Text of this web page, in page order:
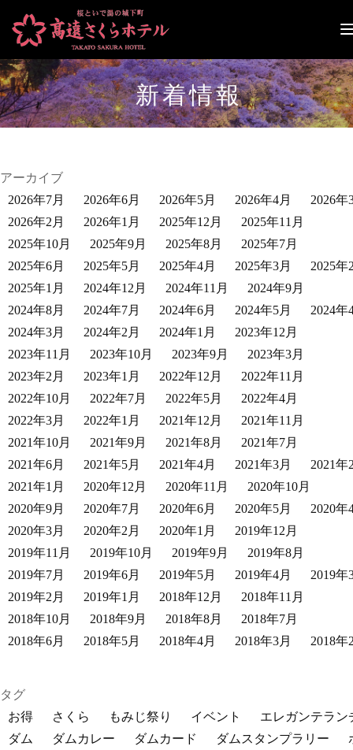
ナ
ゲ
ー
シ
ョ
ン
新着情報
アーカイブ
2026年7月
2026年6月 2026年5月 2026年4月
2026年
2026年2月
2026年1月 2025年12月
2025年11月
2025年10月
2025年9月 2025年8月
2025年7月
2025年6月
2025年5月 2025年4月 2025年3月
2025年
2025年1月
2024年12月 2024年11月
2024年9月
2024年8月
2024年7月 2024年6月 2024年5月
2024年
2024年3月
2024年2月 2024年1月
2023年12月
2023年11月
2023年10月 2023年9月
2023年3月
2023年2月
2023年1月 2022年12月
2022年11月
2022年10月
2022年7月 2022年5月
2022年4月
2022年3月
2022年1月 2021年12月
2021年11月
2021年10月
2021年9月 2021年8月
2021年7月
2021年6月
2021年5月 2021年4月 2021年3月
2021年
2021年1月
2020年12月 2020年11月
2020年10月
2020年9月
2020年7月 2020年6月 2020年5月
2020年
2020年3月
2020年2月 2020年1月
2019年12月
2019年11月
2019年10月 2019年9月
2019年8月
2019年7月
2019年6月 2019年5月 2019年4月
2019年
2019年2月
2019年1月 2018年12月
2018年11月
2018年10月
2018年9月 2018年8月
2018年7月
2018年6月
2018年5月 2018年4月 2018年3月 2018年
タグ
お得
さくら もみじ祭り イベント
エレガンテラン
ダム
ダムカレー ダムカード ダムスタンプラリー